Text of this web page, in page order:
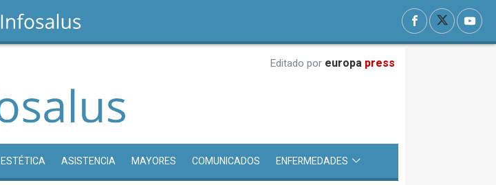
Editado por europa press
ESTÉTICA ASISTENCIA MAYORES COMUNICADOS ENFERMEDADES